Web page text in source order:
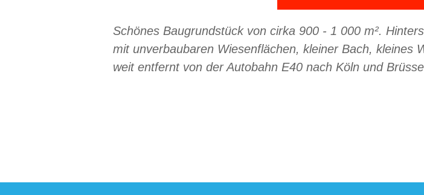
Schönes Baugrundstück von cirka 900 - 1 000 m².
mit unverbaubaren Wiesenflächen, kleiner Bach, kleines
weit entfernt von der Autobahn E40 nach Köln und